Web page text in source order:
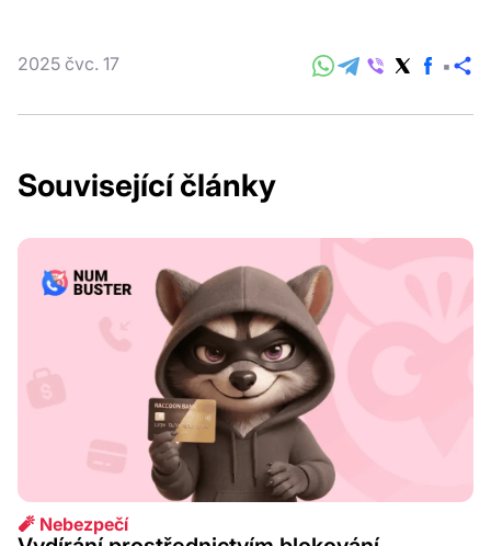
2025 čvc. 17
Související články
🧨 Nebezpečí